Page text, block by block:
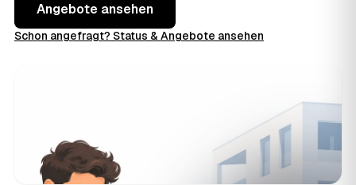
Angebote ansehen
Schon angefragt? Status & Angebote ansehen